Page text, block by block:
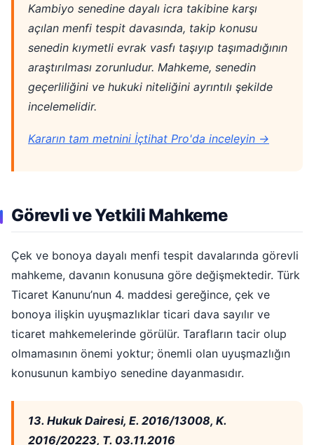
Kambiyo senedine dayalı icra takibine karşı
açılan menfi tespit davasında, takip konusu
senedin kıymetli evrak vasfı taşıyıp taşımadığının
araştırılması zorunludur. Mahkeme, senedin
geçerliliğini ve hukuki niteliğini ayrıntılı şekilde
incelemelidir.
Kararın tam metnini İçtihat Pro'da inceleyin →
Görevli ve Yetkili Mahkeme
Çek ve bonoya dayalı menfi tespit davalarında görevli
mahkeme, davanın konusuna göre değişmektedir. Türk
Ticaret Kanunu’nun 4. maddesi gereğince, çek ve
bonoya ilişkin uyuşmazlıklar ticari dava sayılır ve
ticaret mahkemelerinde görülür. Tarafların tacir olup
olmamasının önemi yoktur; önemli olan uyuşmazlığın
konusunun kambiyo senedine dayanmasıdır.
13. Hukuk Dairesi, E. 2016/13008, K.
2016/20223, T. 03.11.2016